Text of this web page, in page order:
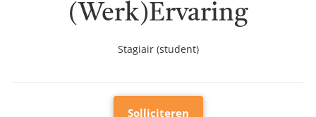
(Werk)Ervaring
Stagiair (student)
Solliciteren